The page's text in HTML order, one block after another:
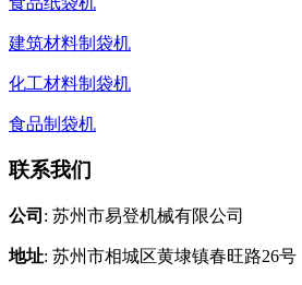
建筑材料制袋机
化工材料制袋机
食品制袋机
联系我们
公司 : 苏州市易登机械有限公司
地址: 苏州市相城区黄埭镇春旺路26号